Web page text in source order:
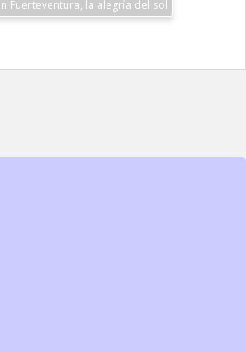
Fuerteventura, la alegría del sol